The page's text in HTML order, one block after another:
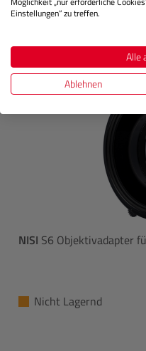
NISI S6 Objektivadapter
Nicht Lagernd
Einstellungen“ zu treffen.
Alle
Ablehnen